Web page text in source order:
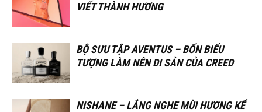
VIẾT THÀNH HƯƠNG
BỘ SƯU TẬP AVENTUS – BỐN BIỂU
TƯỢNG LÀM NÊN DI SẢN CỦA CREED
NISHANE – LẮNG NGHE MÙI HƯƠNG KỂ